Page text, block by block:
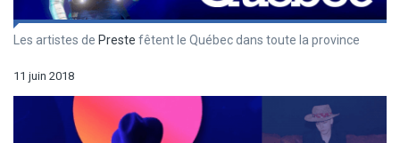
Les artistes de Preste fêtent le Québec dans toute la province
11 juin 2018